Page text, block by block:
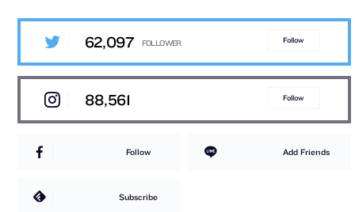
62,097 Follow
88,561 Follow
Follow Add Friends
Subscribe